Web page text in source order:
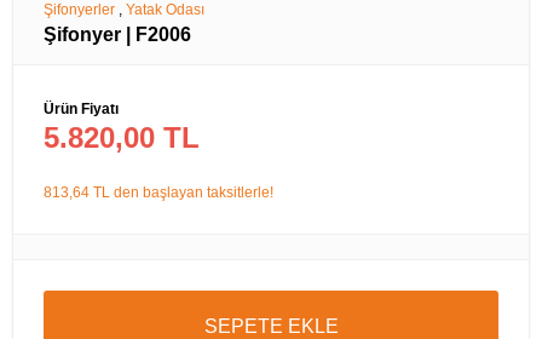
Şifonyerler , Yatak Odası
Şifonyer | F2006
Ürün Fiyatı
5.820,00 TL
813,64 TL den başlayan taksitlerle!
SEPETE EKLE